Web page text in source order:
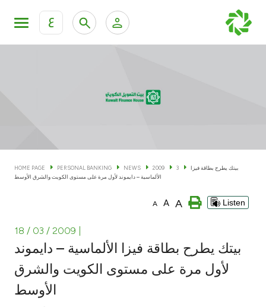
ع
KFH Online Corporate Banking Services
Cards
Banking Tiers
Investment
Ways to bank
HOME PAGE PERSONAL BANKING NEWS 2009 3
بيتك يطرح بطاقة فيزا
الألماسية – دايموند لأول مرة على مستوى الكويت والشرق الأوسط
A A A Listen
18 / 03 / 2009
بيتك يطرح بطاقة فيزا الألماسية – دايموند
لأول مرة على مستوى الكويت والشرق
الأوسط